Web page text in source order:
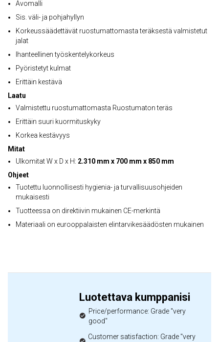
Avomalli
Sis. väli- ja pohjahyllyn
Korkeussäädettävät ruostumattomasta teräksestä valmistetut
jalat
Ihanteellinen työskentelykorkeus
Pyöristetyt kulmat
Erittäin kestävä
Laatu
Valmistettu ruostumattomasta Ruostumaton teräs
Erittäin suuri kuormituskyky
Korkea kestävyys
Mitat
Ulkomitat W x D x H: 2.310 mm x 700 mm x 850 mm
Ohjeet
Tuotettu luonnollisesti hygienia- ja turvallisuusohjeiden
mukaisesti
Tuotteessa on direktiivin mukainen CE-merkintä
Materiaali on eurooppalaisten elintarvikesäädösten mukainen
Luotettava kumppanisi
Price/performance: Grade "very
good"
Customer satisfaction: Grade "very